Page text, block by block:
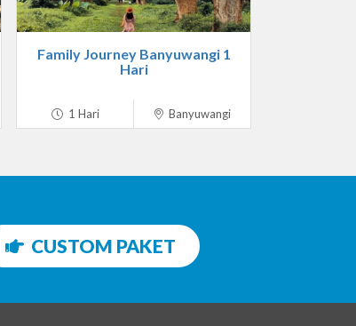
Family Journey Banyuwangi 1
Hari
1 Hari Banyuwangi
CUSTOM PAKET